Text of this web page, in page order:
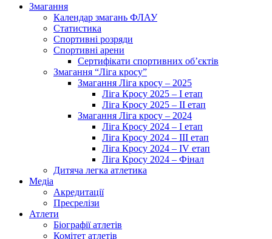
Змагання
Календар змагань ФЛАУ
Статистика
Спортивні розряди
Спортивні арени
Сертифікати спортивних об’єктів
Змагання “Ліга кросу”
Змагання Ліга кросу – 2025
Ліга Кросу 2025 – I етап
Ліга Кросу 2025 – II етап
Змагання Ліга кросу – 2024
Ліга Кросу 2024 – I етап
Ліга Кросу 2024 – III етап
Ліга Кросу 2024 – IV етап
Ліга Кросу 2024 – Фінал
Дитяча легка атлетика
Медіа
Акредитації
Пресрелізи
Атлети
Біографії атлетів
Комітет атлетів